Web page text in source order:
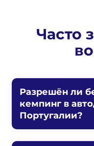
Часто
Разрешён ли
кемпинг в
Португалии?